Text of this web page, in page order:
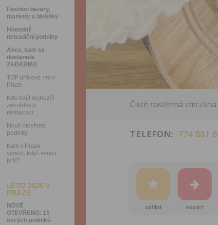
Fashion bazary,
markety a blešáky
Hooodně
netradiční podniky
Akce, kam se
dostanete
ZADARMO
TOP únikové hry v
Praze
Kde najít nejhezčí
zahrádky u
restaurací
Nově otevřené
podniky
Kam v Praze
vyrazit, když venku
prší?
LÉTO 2026 V
PRAZE
NOVĚ
OTEVŘENO: 15
nových podniků
Čistě rostlinná
TELEFON: 774 881
oblíbit export